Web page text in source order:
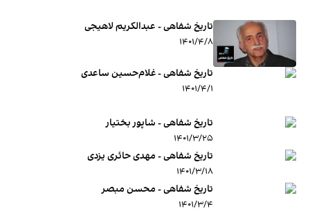
تاریخ شفاهی - عبدالکریم لاهیجی
۱۴۰۱/۴/۸
تاریخ شفاهی - غلام‌حسین ساعدی
۱۴۰۱/۴/۱
تاریخ شفاهی - شاپور بختیار
۱۴۰۱/۳/۲۵
تاریخ شفاهی - مهدی حائری یزدی
۱۴۰۱/۳/۱۸
تاریخ شفاهی - محسن مبصر
۱۴۰۱/۳/۴